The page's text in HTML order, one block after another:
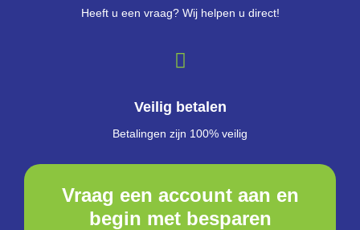
Heeft u een vraag? Wij helpen u direct!
Veilig betalen
Betalingen zijn 100% veilig
Vraag een account aan en
begin met besparen